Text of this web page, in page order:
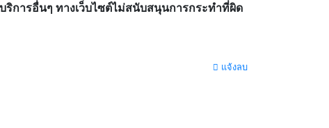
การอื่นๆ ทางเว็บไซต์ไม่สนับสนุนการกระทำที่ผิด
แจ้งลบ